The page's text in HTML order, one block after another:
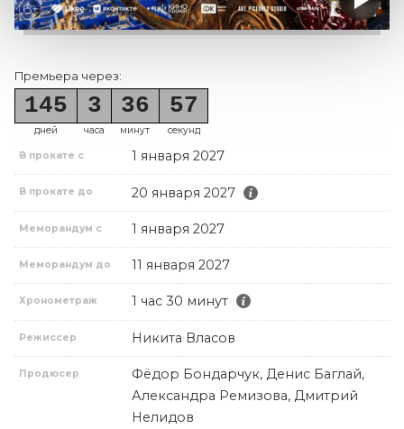
Премьера через:
145
дней
3
часа
36
минут
57
секунд
В прокате с 1 января 2027
В прокате до 20 января 2027
Меморандум с 1 января 2027
Меморандум до 11 января 2027
Хронометраж 1 час 30 минут
Режиссер Никита Власов
Продюсер
Фёдор Бондарчук, Денис Баглай,
Александра Ремизова, Дмитрий
Нелидов